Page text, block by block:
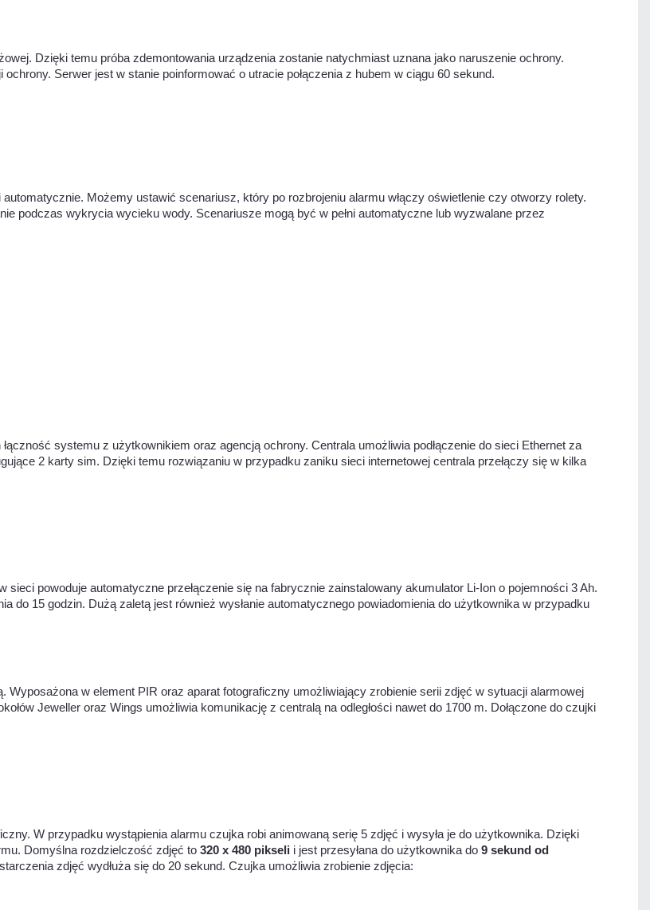
Dzięki temu próba zdemontowania urządzenia zostanie natychmiast uznana jako naruszenie ochrony.
Serwer jest w stanie poinformować o utracie połączenia z hubem w ciągu 60 sekund.
automatycznie. Możemy ustawić scenariusz, który po rozbrojeniu alarmu włączy oświetlenie czy otworzy rolety.
podczas wykrycia wycieku wody. Scenariusze mogą być w pełni automatyczne lub wyzwalane przez
systemu z użytkownikiem oraz agencją ochrony. Centrala umożliwia podłączenie do sieci Ethernet za
2 karty sim. Dzięki temu rozwiązaniu w przypadku zaniku sieci internetowej centrala przełączy się w kilka
powoduje automatyczne przełączenie się na fabrycznie zainstalowany akumulator Li-Ion o pojemności 3 Ah.
do 15 godzin. Dużą zaletą jest również wysłanie automatycznego powiadomienia do użytkownika w przypadku
w element PIR oraz aparat fotograficzny umożliwiający zrobienie serii zdjęć w sytuacji alarmowej
Jeweller oraz Wings umożliwia komunikację z centralą na odległości nawet do 1700 m. Dołączone do czujki
W przypadku wystąpienia alarmu czujka robi animowaną serię 5 zdjęć i wysyła je do użytkownika. Dzięki
Domyślna rozdzielczość zdjęć to 320 x 480 pikseli i jest przesyłana do użytkownika do 9 sekund od
zdjęć wydłuża się do 20 sekund. Czujka umożliwia zrobienie zdjęcia: